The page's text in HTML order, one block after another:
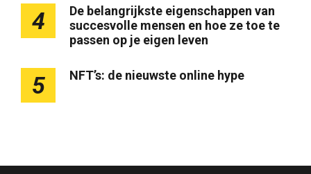
4
De belangrijkste eigenschappen van
succesvolle mensen en hoe ze toe te
passen op je eigen leven
5 NFT’s: de nieuwste online hype